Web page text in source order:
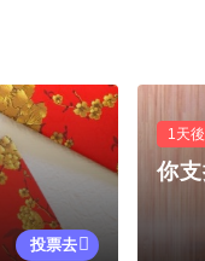
投票去
1天
你